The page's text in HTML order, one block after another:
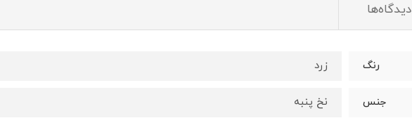
دیدگاه‌ها
رنگ زرد
جنس نخ پنبه